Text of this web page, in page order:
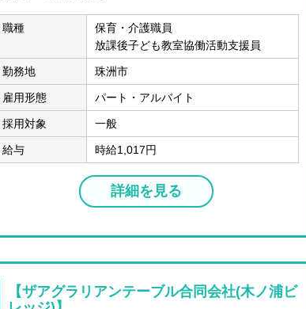
職種
保育・介護職員
放課後子ども教室協働活動支援員
勤務地 珠洲市
雇用形態 パート・アルバイト
採用対象 一般
給与 時給1,017円
詳細を見る
【ザアグラリアンテーブル合同会社(木ノ浦ビ